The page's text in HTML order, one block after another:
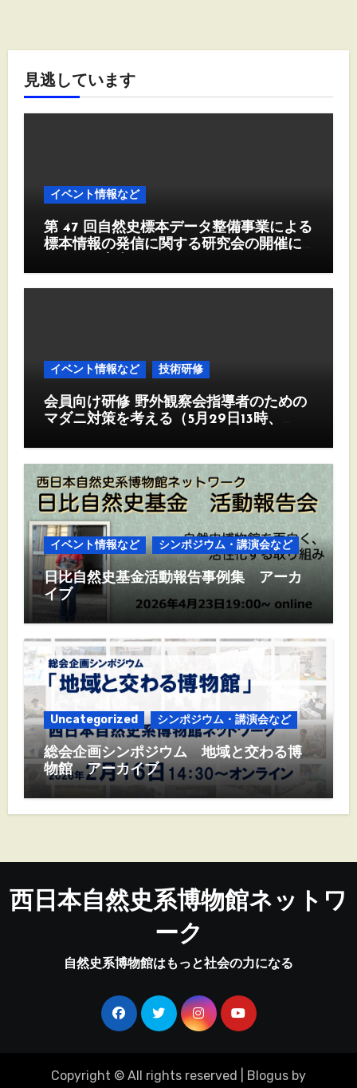
見逃しています
イベント情報など
第 47 回自然史標本データ整備事業による
標本情報の発信に関する研究会の開催に
イベント情報など 技術研修
会員向け研修 野外観察会指導者のための
マダニ対策を考える（5月29日13時、
イベント情報など シンポジウム・講演会など
日比自然史基金活動報告事例集 アーカ
イブ
Uncategorized シンポジウム・講演会など
総会企画シンポジウム 地域と交わる博
物館 アーカイブ
西日本自然史系博物館ネットワ
ーク
自然史系博物館はもっと社会の力になる
Copyright © All rights reserved Blogus by